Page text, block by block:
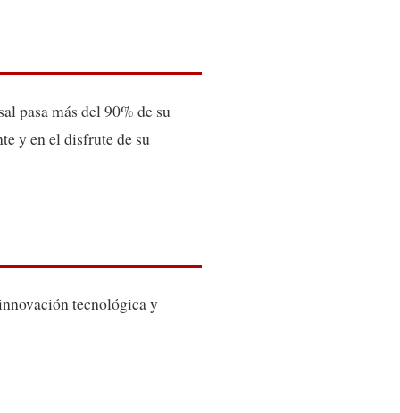
pasa más del 90% de su
y en el disfrute de su
tecnológica y